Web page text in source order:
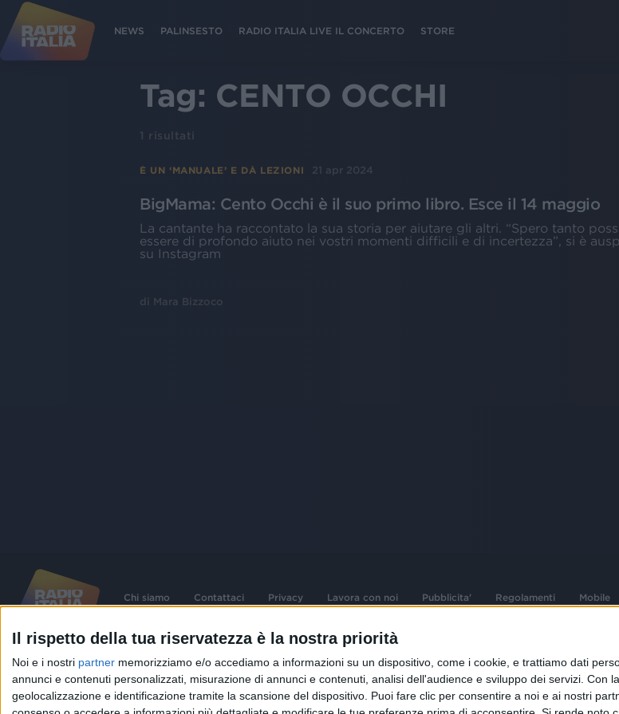
Il rispetto della tua riservatezza è la nostra priorità
Noi e i nostri partner memorizziamo e/o accediamo a informazioni su un dispositivo, come i cookie, e trattiamo dati
annunci e contenuti personalizzati, misurazione di annunci e contenuti, analisi dell'audience e sviluppo dei servizi. Con
geolocalizzazione e identificazione tramite la scansione del dispositivo. Puoi fare clic per consentire a noi e ai nostri
NEWS PALINSESTO RADIO ITALIA LIVE IL CONCERTO STORE
Tag: CENTO OCCHI
1 risultati
È UN ‘MANUALE’ E DÀ LEZIONI 21 apr 2024
BigMama: Cento Occhi è il suo primo libro. Esce il 14 maggio
La cantante ha raccontato la sua storia per aiutare gli altri. “Spero tanto
essere di profondo aiuto nei vostri momenti difficili e di incertezza”, si è
su Instagram
di Mara Bizzoco
Chi siamo Contattaci Privacy Lavora con noi Pubblicita' Regolamenti Mobile
©2026RADIO ITALIA S.p.A. P.IVA 06832230152 | Tutti i diritti riservati. Per le opere dell'ingegno
contenute nel sito sono stati assolti gli obblighi derivanti dalla normativa dei diritti d'autore e dei diritti
connessi.
Capitale Sociale € 580.000,00 interamente versato. Iscr. Reg. Imprese Milano - C.F. e n° iscrizione
Sede
02 25444220
Sede Legale: Via